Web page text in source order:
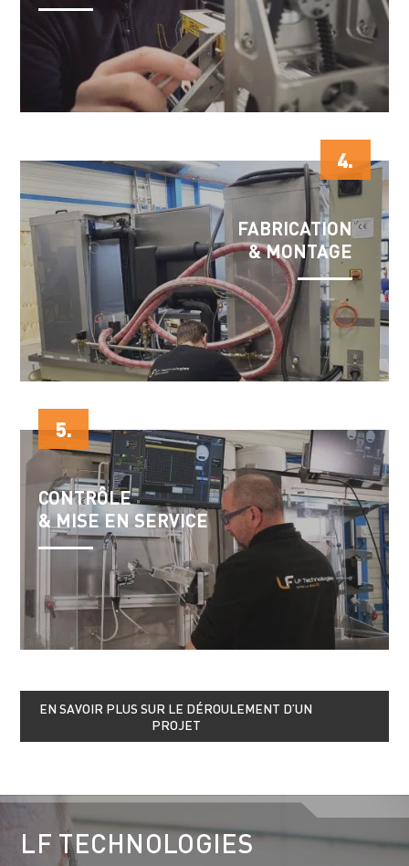
4.
FABRICATION
& MONTAGE
5.
CONTRÔLE
& MISE EN SERVICE
EN SAVOIR PLUS SUR LE DÉROULEMENT D’UN
PROJET
LF TECHNOLOGIES